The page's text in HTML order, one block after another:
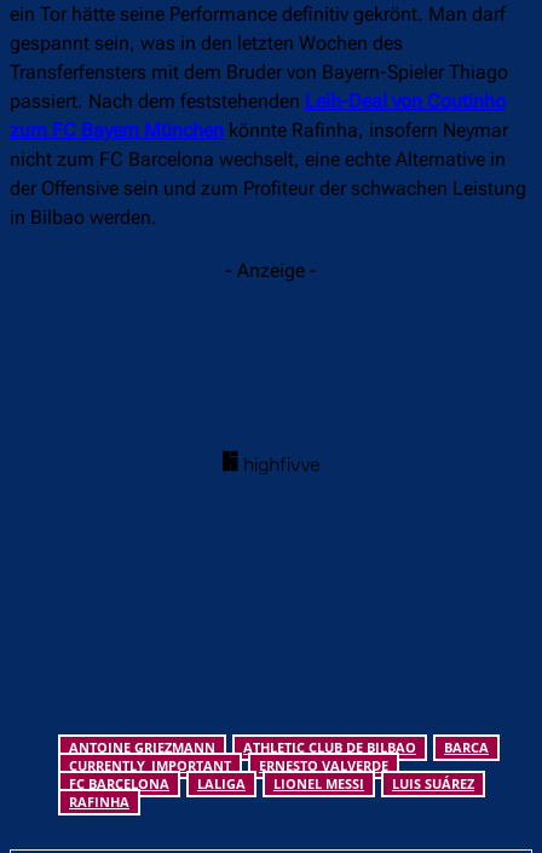
ein Tor hätte seine Performance definitiv gekrönt. Man darf
gespannt sein, was in den letzten Wochen des
Transferfensters mit dem Bruder von Bayern-Spieler Thiago
passiert. Nach dem feststehenden Leih-Deal von Coutinho
zum FC Bayern München könnte Rafinha, insofern Neymar
nicht zum FC Barcelona wechselt, eine echte Alternative in
der Offensive sein und zum Profiteur der schwachen Leistung
in Bilbao werden.
- Anzeige -
ANTOINE GRIEZMANN ATHLETIC CLUB DE BILBAO
BARCA
CURRENTLY_IMPORTANT
ERNESTO VALVERDE
FC BARCELONA
LALIGA LIONEL MESSI
LUIS SUÁREZ
RAFINHA